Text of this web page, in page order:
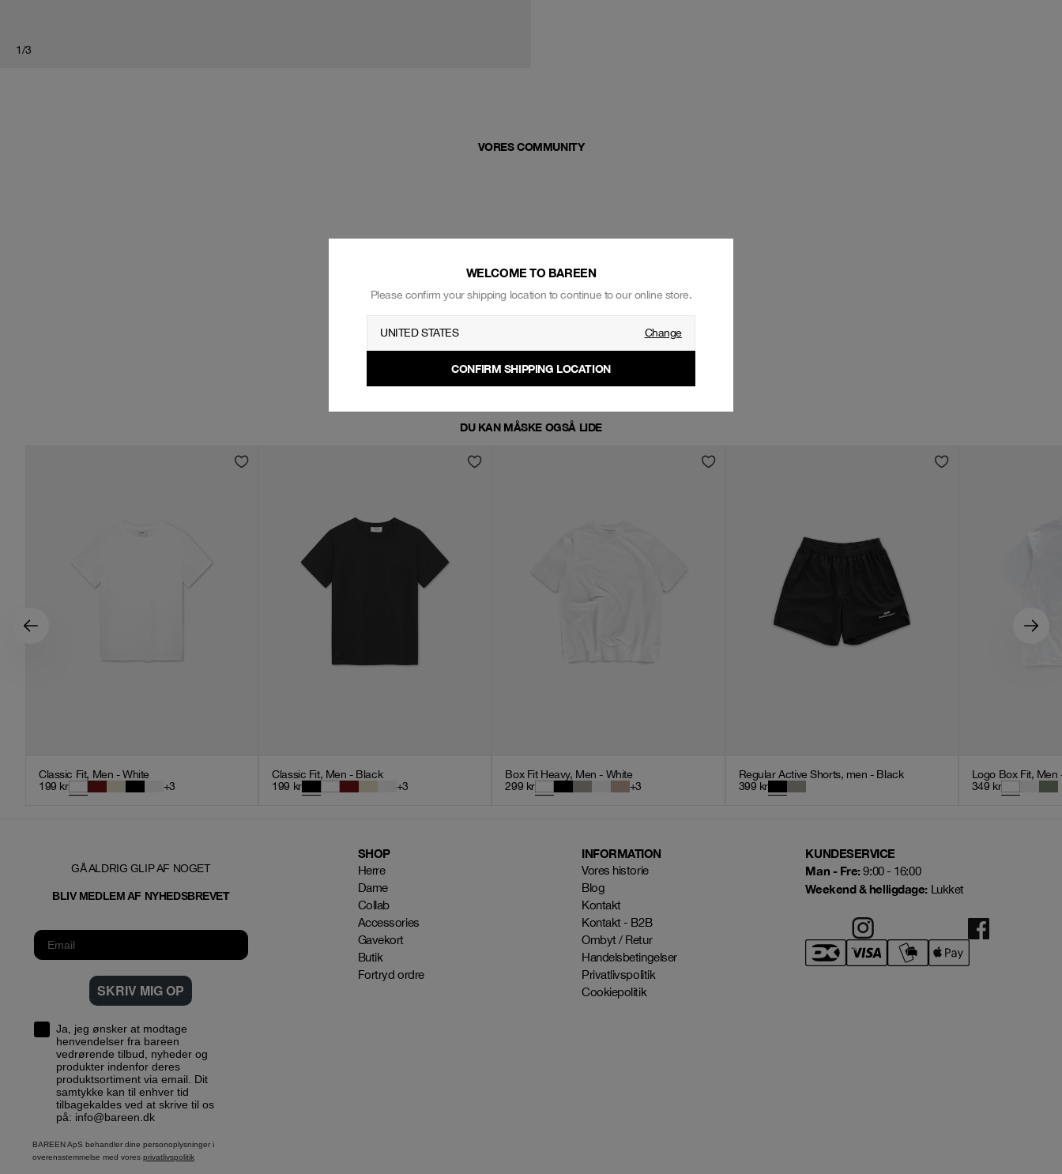
1/3
VORES COMMUNITY
DU KAN MÅSKE OGSÅ LIDE
Classic Fit, Men - White
199 kr +3
Classic Fit, Men - Black
199 kr +3
Box Fit Heavy, Men - White
299 kr +3
Regular Active Shorts, men - Black
399 kr
Logo Box Fit, Men
349 kr
GÅ ALDRIG GLIP AF NOGET
BLIV MEDLEM AF NYHEDSBREVET
SKRIV MIG OP
Ja, jeg ønsker at modtage
henvendelser fra bareen
vedrørende tilbud, nyheder og
produkter indenfor deres
produktsortiment via email. Dit
samtykke kan til enhver tid
tilbagekaldes ved at skrive til os
på: info@bareen.dk
BAREEN ApS behandler dine personoplysninger i
overensstemmelse med vores privatlivspolitik
SHOP
Herre
Dame
Collab
Accessories
Gavekort
Butik
Fortryd ordre
INFORMATION
Vores historie
Blog
Kontakt
Kontakt - B2B
Ombyt / Retur
Handelsbetingelser
Privatlivspolitik
Cookiepolitik
KUNDESERVICE
Man - Fre:9:00 - 16:00
Weekend & helligdage:Lukket
WELCOME TO BAREEN
Please confirm your shipping location to continue to our online store.
UNITED STATES Change
CONFIRM SHIPPING LOCATION